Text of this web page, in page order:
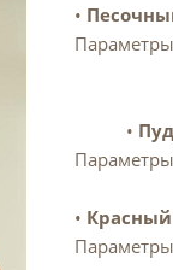
•
•
• Красный